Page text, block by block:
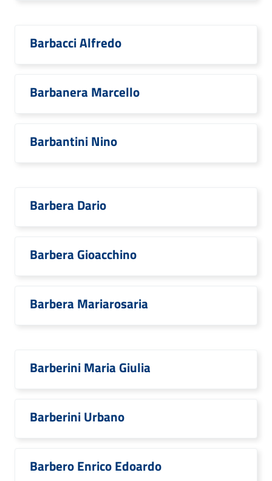
Barbacci Alfredo
Barbanera Marcello
Barbantini Nino
Barbera Dario
Barbera Gioacchino
Barbera Mariarosaria
Barberini Maria Giulia
Barberini Urbano
Barbero Enrico Edoardo